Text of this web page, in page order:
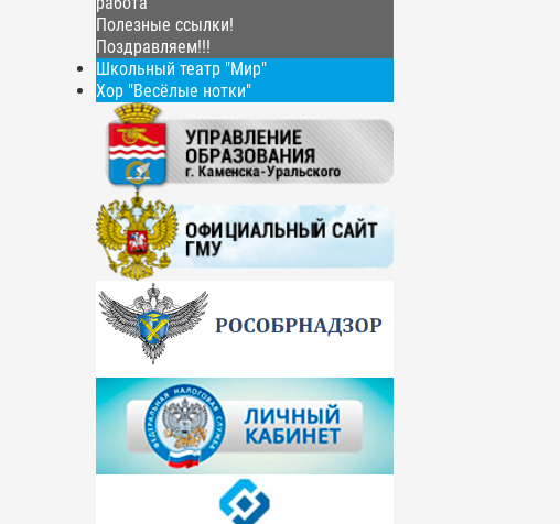
Полезные ссылки!
Поздравляем!!!
Школьный театр "Мир"
Хор "Весёлые нотки"